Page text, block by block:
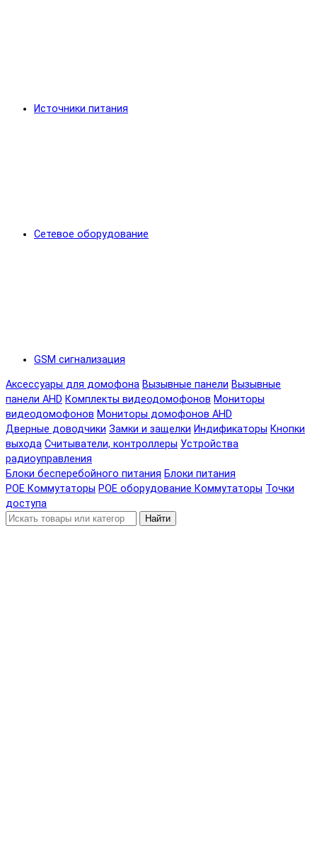
Источники питания
Сетевое оборудование
GSM сигнализация
Аксессуары для домофона Вызывные панели Вызывные
панели AHD Комплекты видеодомофонов Мониторы
видеодомофонов Мониторы домофонов AHD
Дверные доводчики Замки и защелки Индификаторы Кнопки
выхода Считыватели, контроллеры Устройства
радиоуправления
Блоки бесперебойного питания Блоки питания
POE Коммутаторы POE оборудование Коммутаторы Точки
доступа
Найти